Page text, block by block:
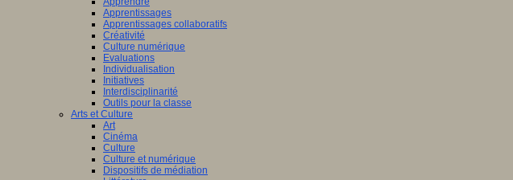
Apprentissages
Apprentissages collaboratifs
Créativité
Culture numérique
Evaluations
Individualisation
Initiatives
Interdisciplinarité
Outils pour la classe
Arts et Culture
Art
Cinéma
Culture
Culture et numérique
Dispositifs de médiation